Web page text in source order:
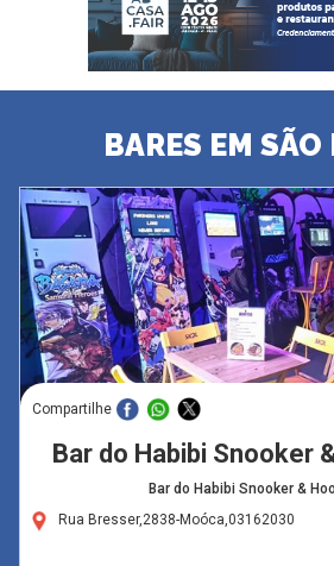
BARES EM SÃO
Compartilhe
Bar do Habibi Snooker
Bar do Habibi Snooker &
Rua Bresser,2838-Moóca,03162030